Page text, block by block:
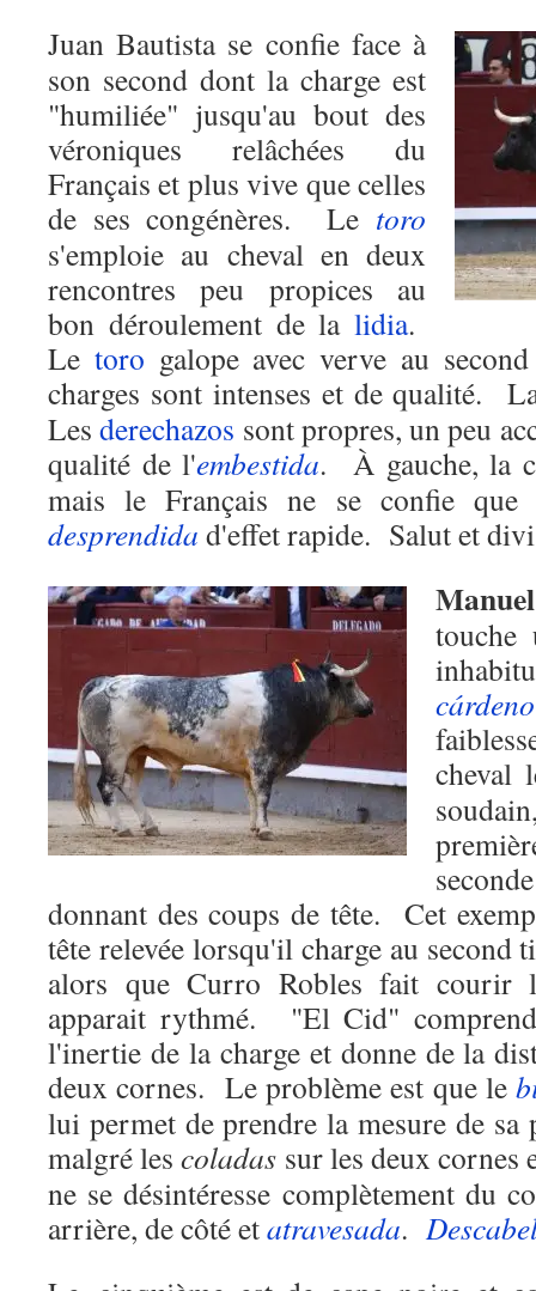
Juan Bautista se confie face à
son second dont la charge est
"humiliée" jusqu'au bout des
véroniques relâchées du
Français et plus vive que celles
de ses congénères.
Le toro
s'emploie au cheval en deux
rencontres peu propices au
bon déroulement de la lidia.
Le toro galope avec verve au
charges sont intenses et de qualité.
Lesderechazos sont propres, un peu
qualité de l'embestida.
À gauche, la
mais le Français ne se confie que
desprendida d'effet rapide. Salut et
touche
cárdeno
cheval
donnant des coups de tête.
Cet
tête relevée lorsqu'il charge au second
alors que Curro Robles fait
apparait rythmé.
"El Cid"
l'inertie de la charge et donne de la
deux cornes. Le problème est que le
lui permet de prendre la mesure de sa
malgré lescoladas sur les deux cornes
ne se désintéresse complètement du
arrière, de côté etatravesada.